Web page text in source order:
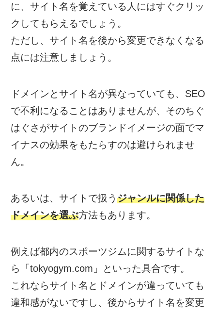
に、サイト名を覚えている人にはすぐクリッ
クしてもらえるでしょう。
ただし、サイト名を後から変更できなくなる
点には注意しましょう。
ドメインとサイト名が異なっていても、SEO
で不利になることはありませんが、そのちぐ
はぐさがサイトのブランドイメージの面でマ
イナスの効果をもたらすのは避けられませ
ん。
あるいは、サイトで扱うジャンルに関係した
ドメインを選ぶ方法もあります。
例えば都内のスポーツジムに関するサイトな
ら「tokyogym.com」といった具合です。
これならサイト名とドメインが違っていても
違和感がないですし、後からサイト名を変更